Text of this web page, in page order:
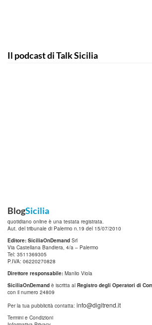
Il podcast di Talk Sicilia
BlogSicilia
quotidiano online è una testata registrata.
Aut. del tribunale di Palermo n.19 del 15/07/2010
Editore: SiciliaOnDemand Srl
Via Castellana Bandiera, 4/a – Palermo
Tel: 3511369305
P.IVA: 06220270828
Direttore responsabile: Manlio Viola
SiciliaOnDemand è iscritta al Registro degli Operatori di
con il numero 24809
Per la tua pubblicità contatta: info@digitrend.it
Termini e Condizioni